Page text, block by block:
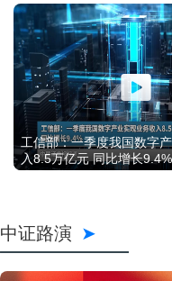
工信部：一季度我国数字
入8.5万亿元 同比增长9.4%
中证路演